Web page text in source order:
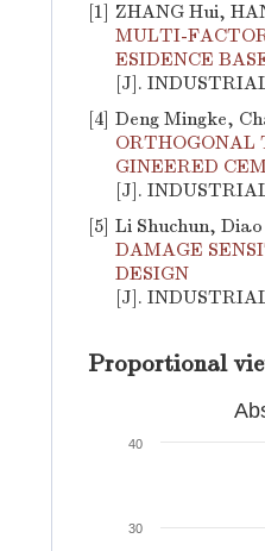
[1] ZHANG Hui,
MULTI-
ESIDENCE
[J].
[4] Deng Mingke,
ORTHOGONAL
GINEERED
[J].
[5] Li Shuchun,
DAMAGE
DESIGN
[J].
Proportional
30
40